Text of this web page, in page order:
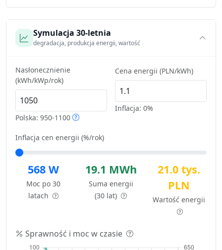
Symulacja 30-letnia
degradacja, produkcja energii, wartość
Nasłonecznienie
(kWh/kWp/rok)
Polska: 950-1100
Cena energii (PLN/kWh)
Inflacja: 0%
Inflacja cen energii (%/rok)
568 W
Moc po 30
latach
19.1 MWh
Suma energii
(30 lat)
21.0 tys.
PLN
Wartość energii
Sprawność i moc w czasie